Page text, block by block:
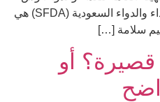
هي هيئة الغذاء والدواء؟ هيئة الغذاء والدواء السعودية (SFDA) هي
سلامة […]
أو